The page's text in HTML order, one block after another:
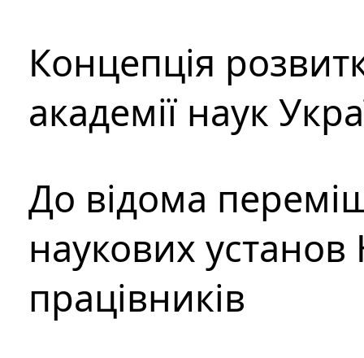
Концепція
академії наук
До відома
наукових установ
працівників